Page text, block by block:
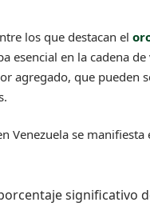
los que destacan el
esencial en la cadena
agregado, que pueden
Venezuela se manifiesta
significativo